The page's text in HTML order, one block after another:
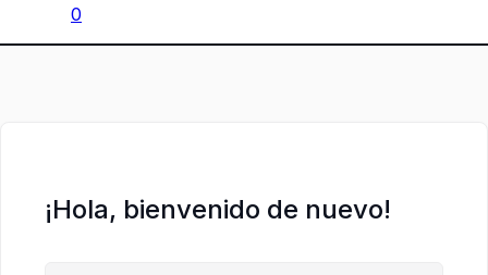
0
¡Hola, bienvenido de nuevo!